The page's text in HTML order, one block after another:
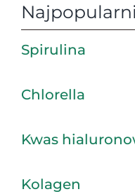
Spirulina
Chlorella
Kwas
Kolagen